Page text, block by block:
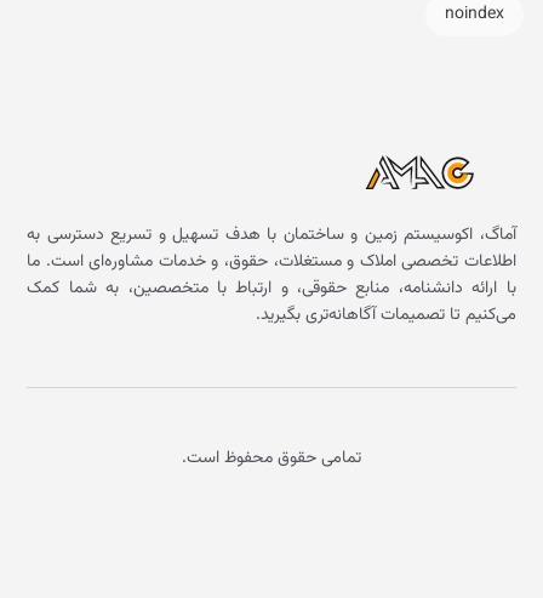
noindex
آماگ، اکوسیستم زمین و ساختمان با هدف تسهیل و تسریع دسترسی به
اطلاعات تخصصی املاک و مستغلات، حقوق، و خدمات مشاوره‌ای است. ما
با ارائه دانشنامه، منابع حقوقی، و ارتباط با متخصصین، به شما کمک
می‌کنیم تا تصمیمات آگاهانه‌تری بگیرید.
تمامی حقوق محفوظ است.